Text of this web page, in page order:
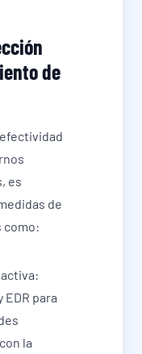
de
es
de
como:
para
la